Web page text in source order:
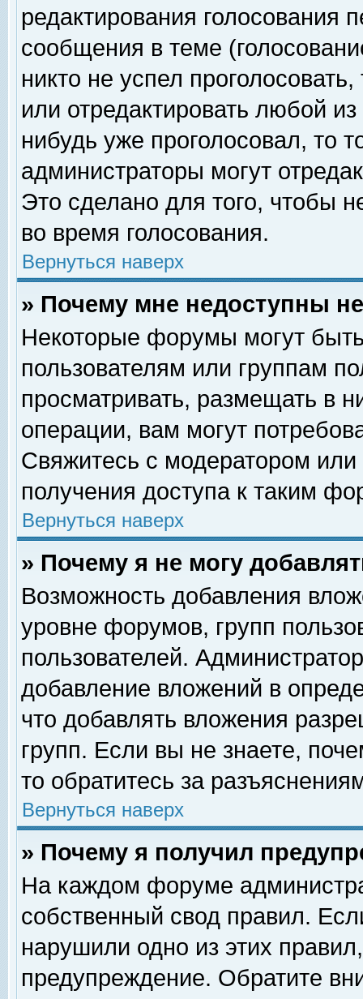
редактирования голосования
сообщения в теме
никто не успел
или отредактировать любой
нибудь уже проголосовал, то
администраторы могут
Это сделано для того, чтобы
во время голосования.
Вернуться наверх
» Почему мне недоступны
Некоторые форумы могут
пользователям или группам
просматривать, размещать в
операции, вам могут
Свяжитесь с модератором
получения доступа к таким
Вернуться наверх
» Почему я не могу
Возможность добавления
уровне форумов, групп
пользователей.
добавление вложений в
что добавлять вложения
групп. Если вы не знаете,
то обратитесь за
Вернуться наверх
» Почему я получил
На каждом форуме
собственный свод правил.
нарушили одно из этих
предупреждение. Обратите